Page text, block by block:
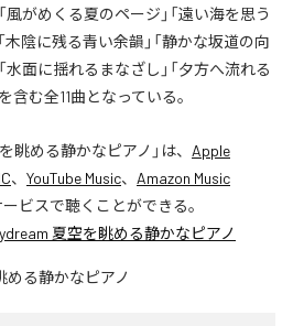
風がめくる夏のページ」「遠い海を思う
木陰に残る青い余韻」「静かな坂道の向
水面に揺れるまなざし」「夕方へ流れる
含む全11曲となっている。
眺める静かなピアノ 」は、 Apple
、 YouTube Music、 Amazon Music
ビスで聴くことができる。
夏空を眺める静かなピアノ